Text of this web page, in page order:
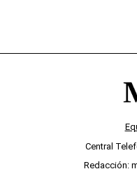
Central
Redacción: